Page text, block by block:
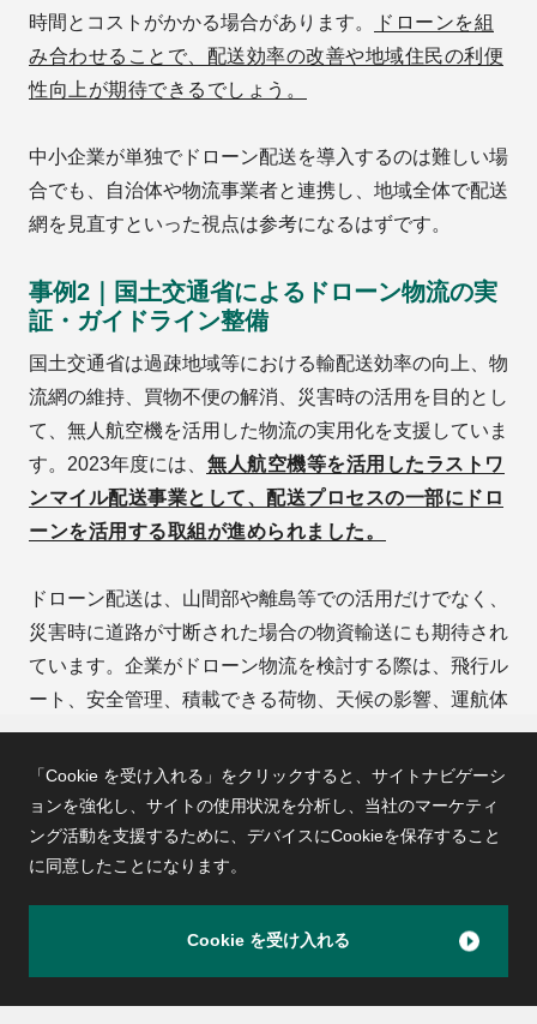
時間とコストがかかる場合があります。
ドローンを組
み合わせることで、配送効率の改善や地域住民の利便
性向上が期待できるでしょう。
中小企業が単独でドローン配送を導入するのは難しい場
合でも、自治体や物流事業者と連携し、地域全体で配送
網を見直すといった視点は参考になるはずです。
事例2｜国土交通省によるドローン物流の実
証・ガイドライン整備
国土交通省は過疎地域等における輸配送効率の向上、物
流網の維持、買物不便の解消、災害時の活用を目的とし
て、無人航空機を活用した物流の実用化を支援していま
す。2023年度には、 無人航空機等を活用したラストワ
ンマイル配送事業として、配送プロセスの一部にドロ
ーンを活用する取組が進められました。
ドローン配送は、山間部や離島等での活用だけでなく、
災害時に道路が寸断された場合の物資輸送にも期待され
ています。企業がドローン物流を検討する際は、飛行ル
ート、安全管理、積載できる荷物、天候の影響、運航体
制等を確認する必要があります。
制度やガイドラインの整備状況を踏まえながら、実証段
階から関係者と連携していくことが重要です。
事例3｜自動配送ロボットの社会実装に向け
経済産業省では自動配送ロボットについて、宅配需要の
増加、人手不足、買物困難者対策等の課題解決に向けた
PageTOP
「Cookie を受け入れる」をクリックすると、サイトナビゲーシ
ョンを強化し、サイトの使用状況を分析し、 当社のマーケティ
ング活動を支援するために、デバイスにCookieを保存すること
に同意したことになります。
Cookie を受け入れる